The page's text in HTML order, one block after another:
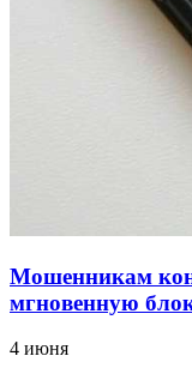
Волгоградские
заключены
Мошенникам
мгновенную
4 июня